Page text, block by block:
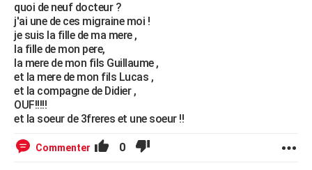
quoi de neuf docteur ?
j'ai une de ces migraine moi !
je suis la fille de ma mere ,
la fille de mon pere,
la mere de mon fils Guillaume ,
et la mere de mon fils Lucas ,
et la compagne de Didier ,
OUF!!!!!
et la soeur de 3freres et une soeur !!
Commenter 0